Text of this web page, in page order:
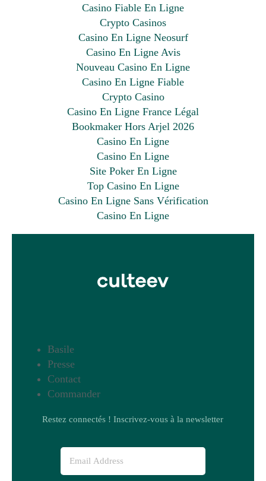
Casino Fiable En Ligne
Crypto Casinos
Casino En Ligne Neosurf
Casino En Ligne Avis
Nouveau Casino En Ligne
Casino En Ligne Fiable
Crypto Casino
Casino En Ligne France Légal
Bookmaker Hors Arjel 2026
Casino En Ligne
Casino En Ligne
Site Poker En Ligne
Top Casino En Ligne
Casino En Ligne Sans Vérification
Casino En Ligne
Basile
Presse
Contact
Commander
Restez connectés ! Inscrivez-vous à la newsletter